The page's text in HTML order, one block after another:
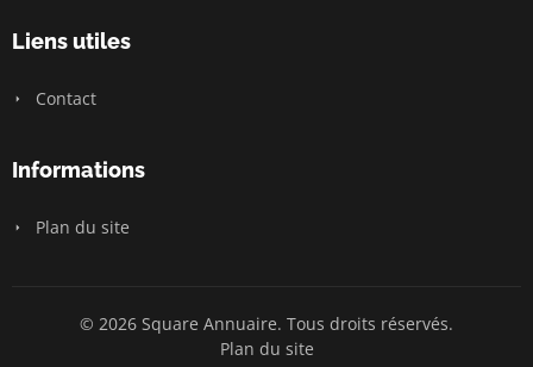
Liens utiles
Contact
Informations
Plan du site
© 2026 Square Annuaire. Tous droits réservés.
Plan du site